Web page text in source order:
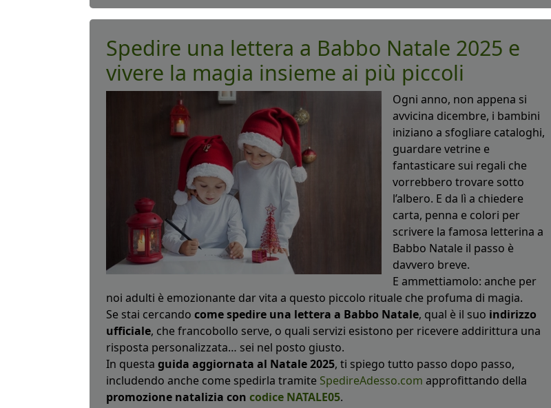
Spedire una lettera a Babbo Natale 2025 e
vivere la magia insieme ai più piccoli
Ogni anno, non appena si
avvicina dicembre, i bambini
iniziano a sfogliare cataloghi,
guardare vetrine e
fantasticare sui regali che
vorrebbero trovare sotto
l’albero. E da lì a chiedere
carta, penna e colori per
scrivere la famosa letterina a
Babbo Natale il passo è
davvero breve.
E ammettiamolo: anche per
noi adulti è emozionante dar vita a questo piccolo rituale che profuma di magia.
Se stai cercando come spedire una lettera a Babbo Natale, qual è il suo indirizzo
ufficiale, che francobollo serve, o quali servizi esistono per ricevere addirittura una
risposta personalizzata… sei nel posto giusto.
In questa guida aggiornata al Natale 2025, ti spiego tutto passo dopo passo,
includendo anche come spedirla tramite SpedireAdesso.com approfittando della
promozione natalizia con codice NATALE05.